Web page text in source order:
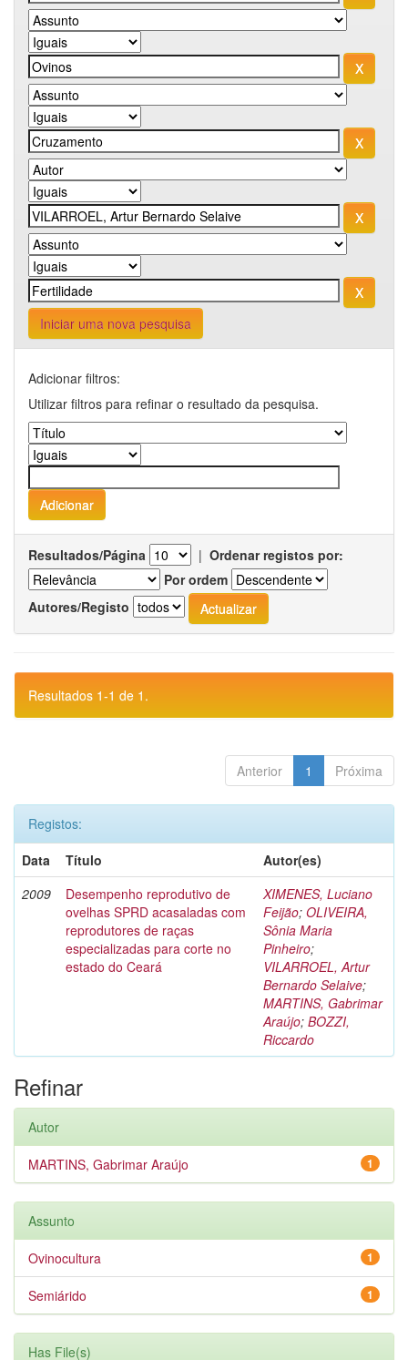
Iniciar uma nova pesquisa
Adicionar filtros:
Utilizar filtros para refinar o resultado da pesquisa.
Resultados/Página | Ordenar registos por:
Por ordem
Autores/Registo
Resultados 1-1 de 1.
Anterior 1 Próxima
Registos:
Data
Título
Autor(es)
2009
Desempenho reprodutivo de
ovelhas SPRD acasaladas com
reprodutores de raças
especializadas para corte no
estado do Ceará
XIMENES, Luciano
Feijão; OLIVEIRA,
Sônia Maria
Pinheiro;
VILARROEL, Artur
Bernardo Selaive;
MARTINS, Gabrimar
Araújo; BOZZI,
Riccardo
Refinar
Autor
1
MARTINS, Gabrimar Araújo
Assunto
1
Ovinocultura
1
Semiárido
Has File(s)